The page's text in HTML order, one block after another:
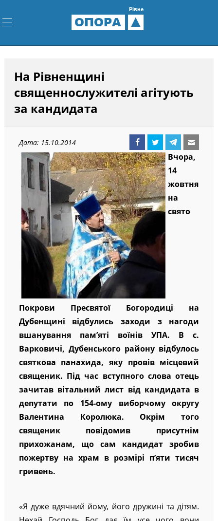
ОПОРА
Рівне
На Рівненщині
священнослужителі агітують
за кандидата
Дата: 15.10.2014
Вчора,
14
жовтня
на
свято
Покрови Пресвятої Богородиці на
Дубенщині відбулись заходи з нагоди
вшанування пам’яті воїнів УПА. В с.
Варковичі, Дубенського району відбулось
святкова панахида, яку провів місцевий
священик. Під час вступного слова отець
зачитав вітальний лист від кандидата в
депутати по 154-ому виборчому округу
Валентина Королюка. Окрім того
священик повідомив присутнім
прихожанам, що сам кандидат зробив
пожертву на храм в розмірі п’яти тисяч
гривень.
«Я дуже вдячний йому, його дружині та дітям.